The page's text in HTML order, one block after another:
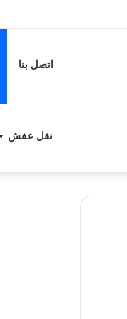
اتصل بنا
نقل عفش